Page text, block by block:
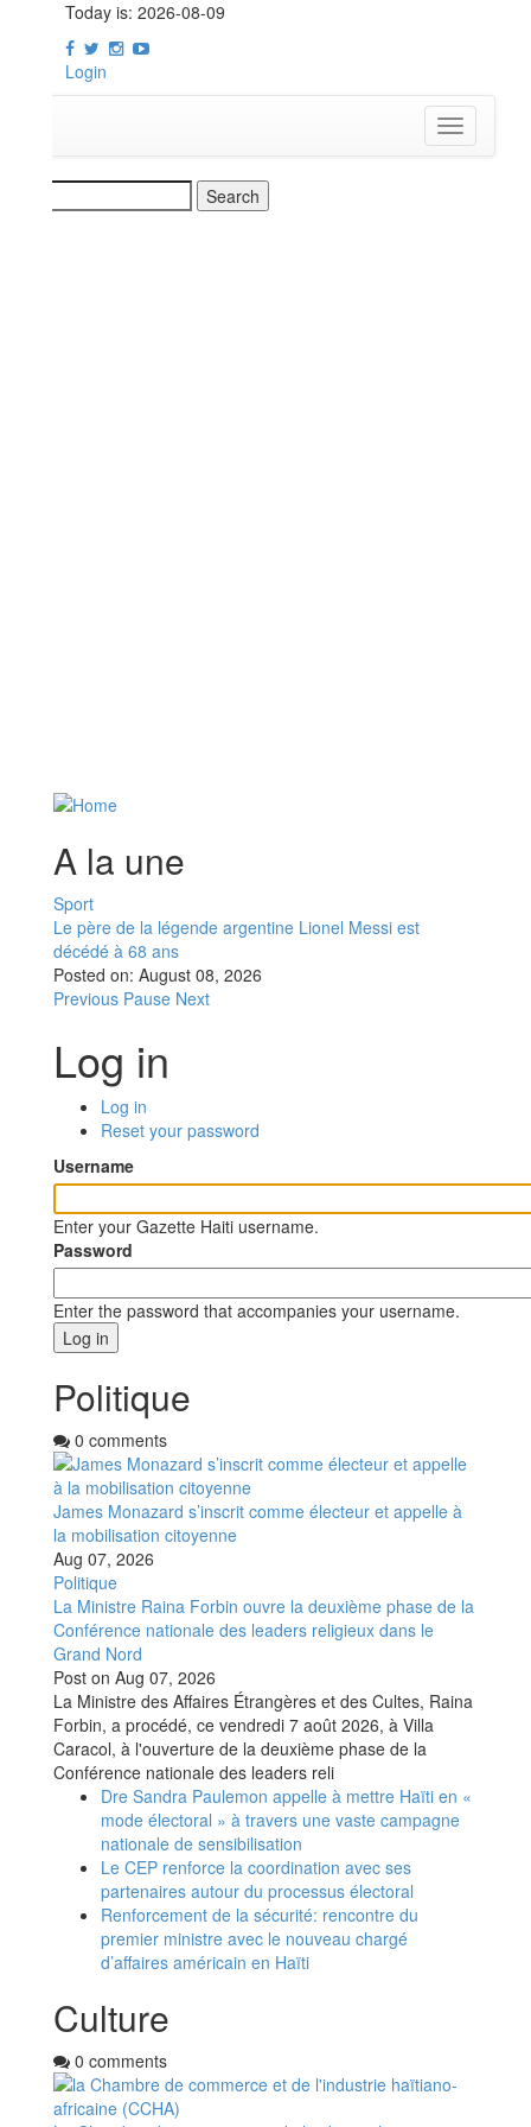
Today is:2026-08-09
Toggle
navigation
A la une
Le père de la légende argentine Lionel Messi est
décédé à 68 ans
Posted on:August 08, 2026
Previous Pause Next
Log in
Primary
tabs
Log in
(active
tab)
Reset your password
Username
Enter your Gazette Haiti username.
Password
Enter the password that accompanies your username.
Politique
0 comments
James Monazard s’inscrit comme électeur et appelle à
la mobilisation citoyenne
Aug 07, 2026
Politique
La Ministre Raina Forbin ouvre la deuxième phase de la
Conférence nationale des leaders religieux dans le
Grand Nord
Post on Aug 07, 2026
La Ministre des Affaires Étrangères et des Cultes, Raina
Forbin, a procédé, ce vendredi 7 août 2026, à Villa
Caracol, à l'ouverture de la deuxième phase de la
Conférence nationale des leaders reli
Dre Sandra Paulemon appelle à mettre Haïti en «
mode électoral » à travers une vaste campagne
nationale de sensibilisation
Le CEP renforce la coordination avec ses
partenaires autour du processus électoral
Renforcement de la sécurité: rencontre du
premier ministre avec le nouveau chargé
d’affaires américain en Haïti
Culture
0 comments